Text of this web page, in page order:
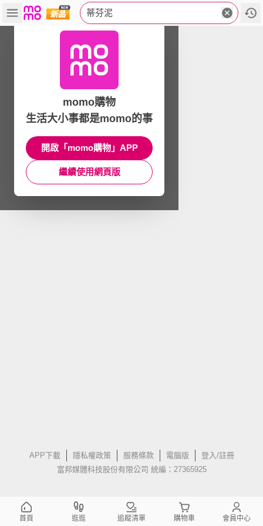
蒂芬泥
APP下載 隱私權政策 服務條款 電腦版
登入/註冊
富邦媒體科技股份有限公司 統編：27365925
momo購物
生活大小事都是momo的事
開啟「momo購物」APP
繼續使用網頁版
首頁 逛逛 追蹤清單 購物車 會員中心